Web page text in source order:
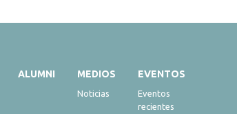
ALUMNI MEDIOS
Noticias
EVENTOS
Eventos
recientes